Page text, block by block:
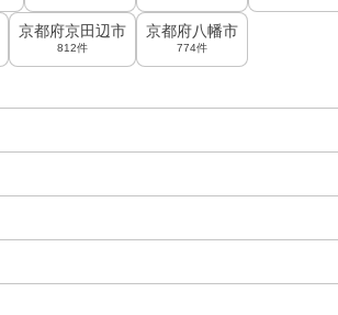
京都府京田辺市
812件
京都府八幡市
774件